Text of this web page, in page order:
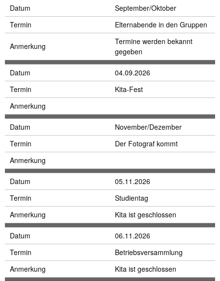
Datum
September/Oktober
Termin
Elternabende in den Gruppen
Anmerkung
Termine werden bekannt
gegeben
Datum
04.09.2026
Termin
Kita-Fest
Anmerkung
Datum
November/Dezember
Termin
Der Fotograf kommt
Anmerkung
Datum
05.11.2026
Termin
Studientag
Anmerkung
Kita ist geschlossen
Datum
06.11.2026
Termin
Betriebsversammlung
Anmerkung
Kita ist geschlossen